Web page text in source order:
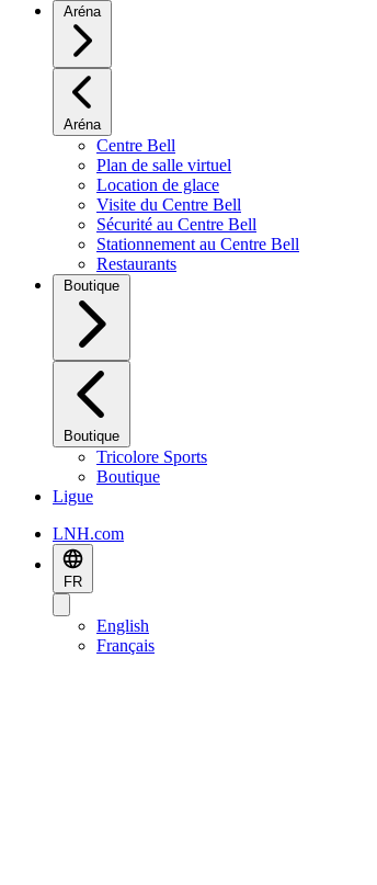
Aréna
Aréna
Centre Bell
Plan de salle virtuel
Location de glace
Visite du Centre Bell
Sécurité au Centre Bell
Stationnement au Centre Bell
Restaurants
Boutique
Boutique
Tricolore Sports
Boutique
Ligue
LNH.com
FR
English
Français